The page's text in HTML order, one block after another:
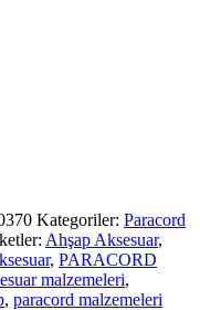
Kategoriler: Paracord
Ahşap Aksesuar,
, PARACORD
malzemeleri,
, paracord malzemeleri